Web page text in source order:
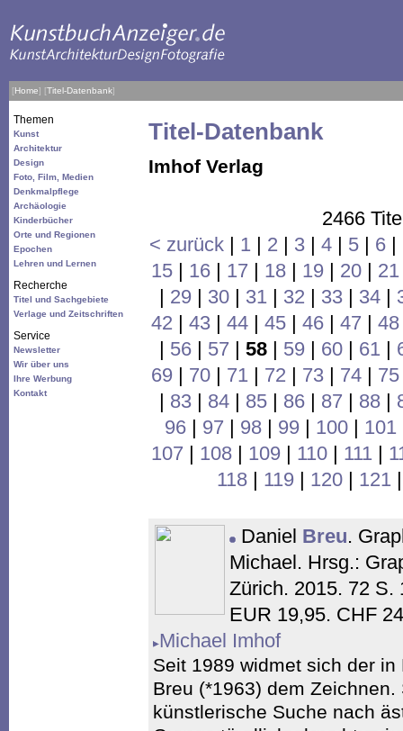
[Home] [Titel-Datenbank]
Themen
Kunst
Architektur
Design
Foto, Film, Medien
Denkmalpflege
Archäologie
Kinderbücher
Orte und Regionen
Epochen
Lehren und Lernen
Recherche
Titel und Sachgebiete
Verlage und Zeitschriften
Service
Newsletter
Wir über uns
Ihre Werbung
Kontakt
Titel-Datenbank
Imhof Verlag
2466
< zurück | 1 | 2 | 3 | 4 | 5 | 6 |
15| 16| 17 | 18| 19| 20| 21
| 29| 30| 31| 32 | 33| 34|
42 | 43| 44| 45| 46| 47 | 48
| 56| 57 | 58| 59| 60| 61|
69| 70| 71| 72 | 73| 74| 75
| 83| 84| 85| 86| 87 | 88|
96| 97 | 98| 99| 100| 101
107 | 108| 109| 110| 111|
118 | 119 | 120 | 121
Daniel Breu.
Michael. Hrsg.:
Zürich. 2015. 72 S.
EUR 19,95. CHF
Michael Imhof
Seit 1989 widmet sich der
Breu (*1963) dem
künstlerische Suche nach